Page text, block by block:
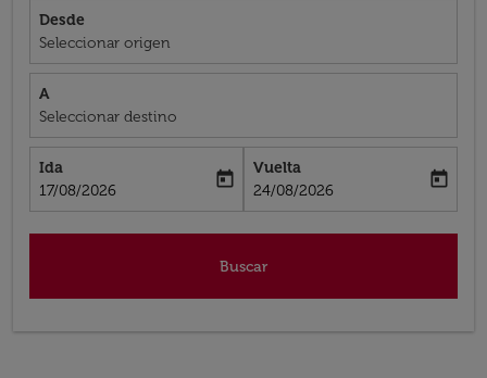
Desde
Seleccionar origen
A
Seleccionar destino
Ida
fc-booking-departure-date-aria-label
17/08/2026
today
Vuelta
fc-booking-return-date-aria-label
24/08/2026
today
Buscar